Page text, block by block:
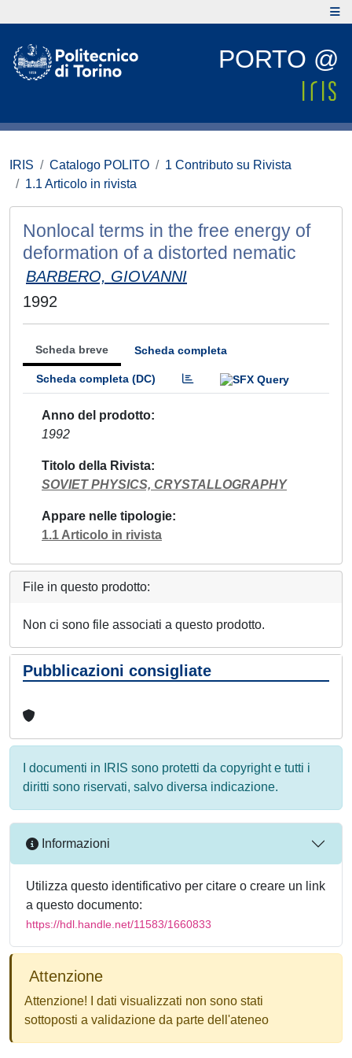
PORTO @
IRIS Catalogo POLITO
1 Contributo su Rivista
1.1 Articolo in rivista
Nonlocal terms in the free energy of
deformation of a distorted nematic
BARBERO, GIOVANNI
1992
Scheda breve Scheda completa
Scheda completa (DC)
Anno del prodotto
1992
Titolo della Rivista
SOVIET PHYSICS, CRYSTALLOGRAPHY
Appare nelle tipologie
1.1 Articolo in rivista
File in questo prodotto:
Non ci sono file associati a questo prodotto.
Pubblicazioni consigliate
I documenti in IRIS sono protetti da copyright e tutti i
diritti sono riservati, salvo diversa indicazione.
Informazioni
Utilizza questo identificativo per citare o creare un link
a questo documento:
https://hdl.handle.net/11583/1660833
Attenzione
Attenzione! I dati visualizzati non sono stati
sottoposti a validazione da parte dell'ateneo